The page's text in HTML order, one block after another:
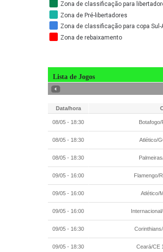
Zona de classificação para
Zona de Pré-libertadores
Zona de classificação para copa Sul-
Zona de rebaixamento
Lista de Jogos
Data/hora
08/05 - 18:30
08/05 - 18:30 Atlético/
08/05 - 18:30
09/05 - 16:00 Flamengo/
09/05 - 16:00 Atlético/
09/05 - 16:00
09/05 - 16:30
09/05 - 18:30 Ceará/CE